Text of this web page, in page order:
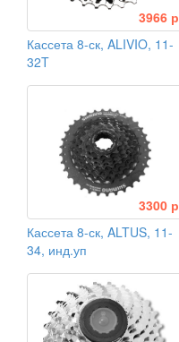
3966 р
Кассета 8-ск, ALIVIO, 11-
32T
3300 р
Кассета 8-ск, ALTUS, 11-
34, инд.уп